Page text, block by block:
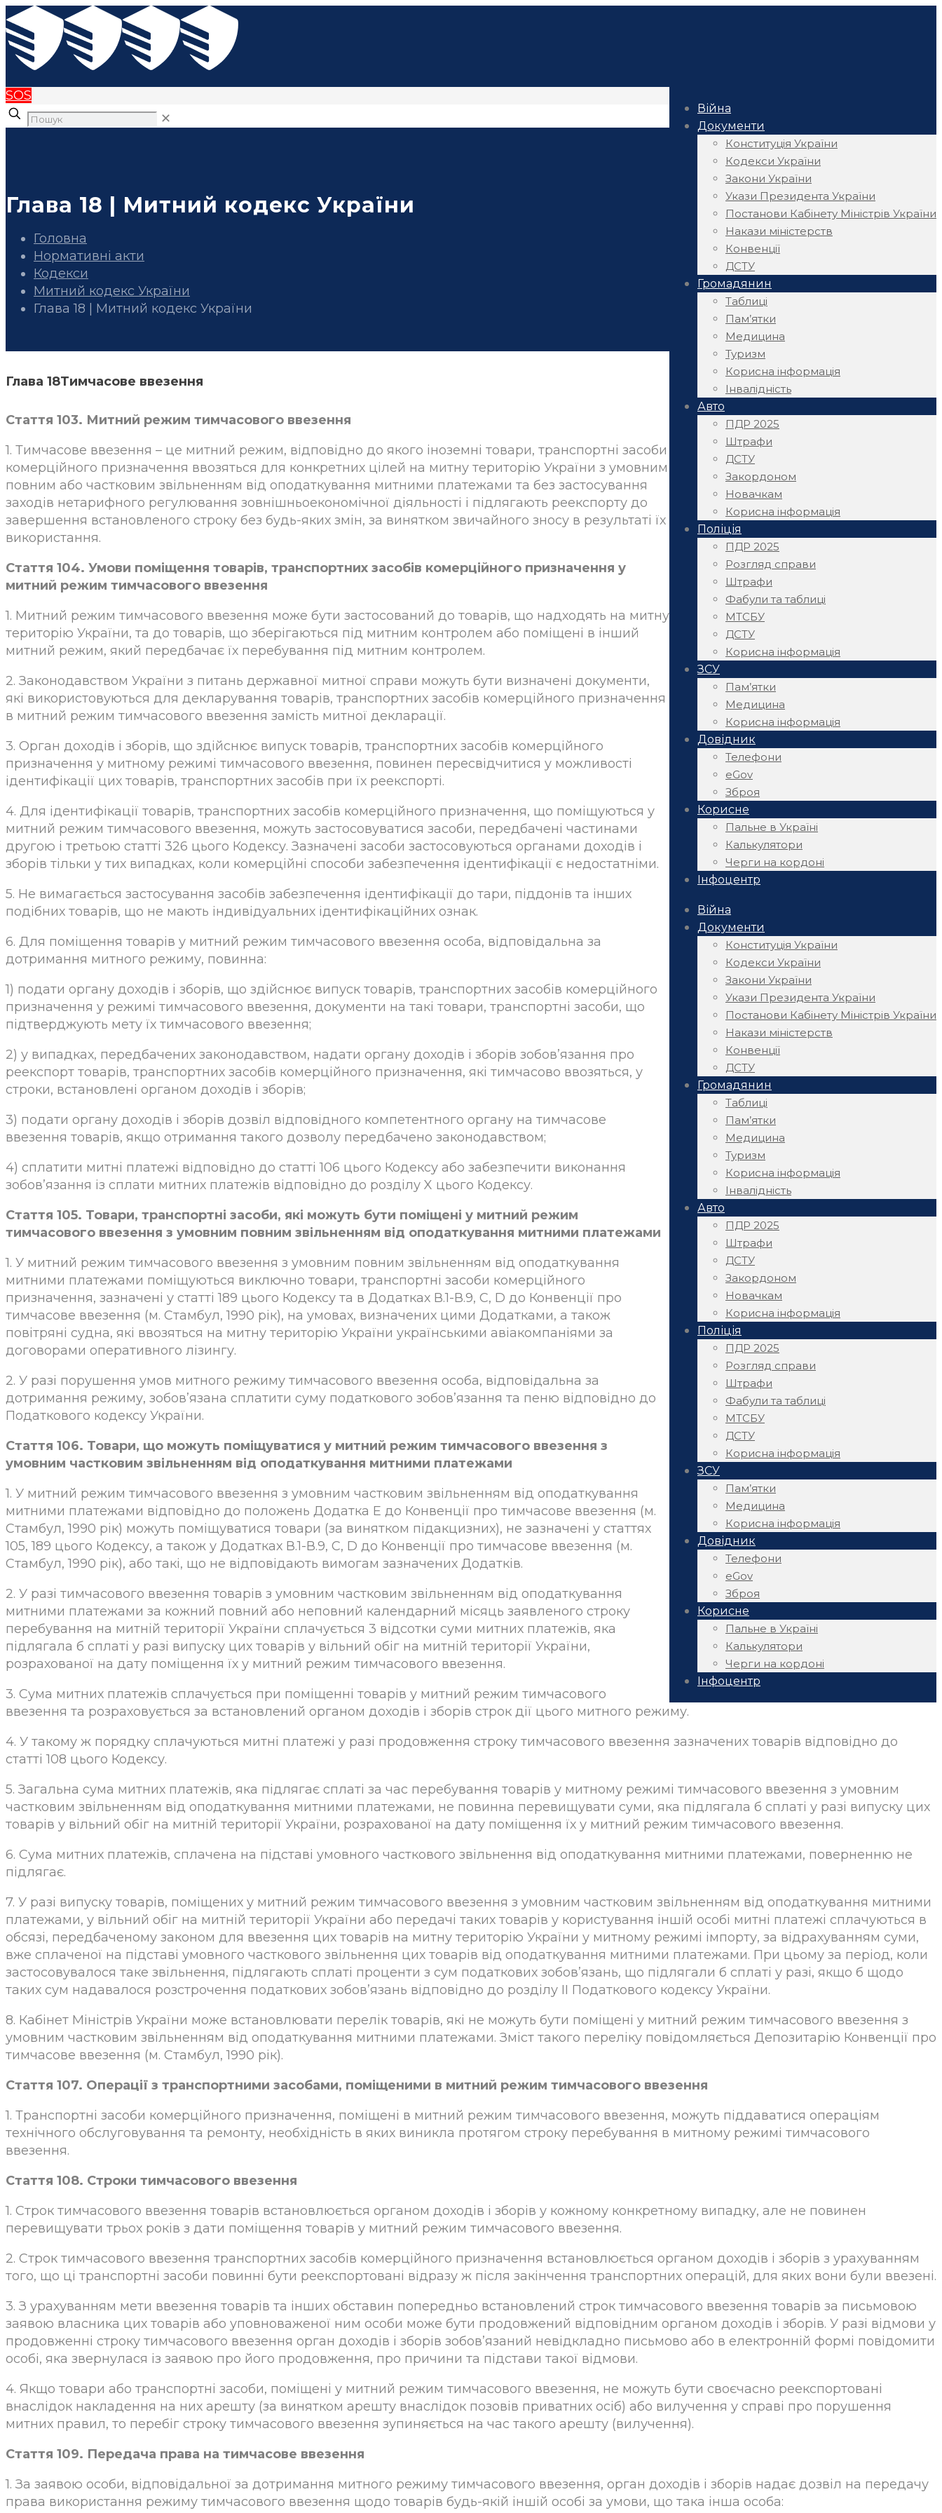
Війна
Документи
Конституція України
Кодекси України
Закони України
Укази Президента України
Постанови Кабінету Міністрів України
Накази міністерств
Конвенції
ДСТУ
Громадянин
Таблиці
Пам’ятки
Медицина
Туризм
Корисна інформація
Інвалідність
Авто
ПДР 2025
Штрафи
ДСТУ
Закордоном
Новачкам
Корисна інформація
Поліція
ПДР 2025
Розгляд справи
Штрафи
Фабули та таблиці
МТСБУ
ДСТУ
Корисна інформація
ЗСУ
Пам’ятки
Медицина
Корисна інформація
Довідник
Телефони
eGov
Зброя
Корисне
Пальне в Україні
Калькулятори
Черги на кордоні
Інфоцентр
Війна
Документи
Конституція України
Кодекси України
Закони України
Укази Президента України
Постанови Кабінету Міністрів України
Накази міністерств
Конвенції
ДСТУ
Громадянин
Таблиці
Пам’ятки
Медицина
Туризм
Корисна інформація
Інвалідність
Авто
ПДР 2025
Штрафи
ДСТУ
Закордоном
Новачкам
Корисна інформація
Поліція
ПДР 2025
Розгляд справи
Штрафи
Фабули та таблиці
МТСБУ
ДСТУ
Корисна інформація
ЗСУ
Пам’ятки
Медицина
Корисна інформація
Довідник
Телефони
eGov
Зброя
Корисне
Пальне в Україні
Калькулятори
Черги на кордоні
Інфоцентр
SOS
✕
Глава 18 | Митний кодекс України
Головна
Нормативні акти
Кодекси
Митний кодекс України
Глава 18 | Митний кодекс України
Глава 18Тимчасове ввезення
Стаття 103. Митний режим тимчасового ввезення
1. Тимчасове ввезення – це митний режим, відповідно до якого іноземні товари, транспортні засоби
комерційного призначення ввозяться для конкретних цілей на митну територію України з умовним
повним або частковим звільненням від оподаткування митними платежами та без застосування
заходів нетарифного регулювання зовнішньоекономічної діяльності і підлягають реекспорту до
завершення встановленого строку без будь-яких змін, за винятком звичайного зносу в результаті їх
використання.
Стаття 104. Умови поміщення товарів, транспортних засобів комерційного призначення у
митний режим тимчасового ввезення
1. Митний режим тимчасового ввезення може бути застосований до товарів, що надходять на митну
територію України, та до товарів, що зберігаються під митним контролем або поміщені в інший
митний режим, який передбачає їх перебування під митним контролем.
2. Законодавством України з питань державної митної справи можуть бути визначені документи,
які використовуються для декларування товарів, транспортних засобів комерційного призначення
в митний режим тимчасового ввезення замість митної декларації.
3. Орган доходів і зборів, що здійснює випуск товарів, транспортних засобів комерційного
призначення у митному режимі тимчасового ввезення, повинен пересвідчитися у можливості
ідентифікації цих товарів, транспортних засобів при їх реекспорті.
4. Для ідентифікації товарів, транспортних засобів комерційного призначення, що поміщуються у
митний режим тимчасового ввезення, можуть застосовуватися засоби, передбачені частинами
другою і третьою статті 326 цього Кодексу. Зазначені засоби застосовуються органами доходів і
зборів тільки у тих випадках, коли комерційні способи забезпечення ідентифікації є недостатніми.
5. Не вимагається застосування засобів забезпечення ідентифікації до тари, піддонів та інших
подібних товарів, що не мають індивідуальних ідентифікаційних ознак.
6. Для поміщення товарів у митний режим тимчасового ввезення особа, відповідальна за
дотримання митного режиму, повинна:
1) подати органу доходів і зборів, що здійснює випуск товарів, транспортних засобів комерційного
призначення у режимі тимчасового ввезення, документи на такі товари, транспортні засоби, що
підтверджують мету їх тимчасового ввезення;
2) у випадках, передбачених законодавством, надати органу доходів і зборів зобов’язання про
реекспорт товарів, транспортних засобів комерційного призначення, які тимчасово ввозяться, у
строки, встановлені органом доходів і зборів;
3) подати органу доходів і зборів дозвіл відповідного компетентного органу на тимчасове
ввезення товарів, якщо отримання такого дозволу передбачено законодавством;
4) сплатити митні платежі відповідно до статті 106 цього Кодексу або забезпечити виконання
зобов’язання із сплати митних платежів відповідно до розділу X цього Кодексу.
Стаття 105. Товари, транспортні засоби, які можуть бути поміщені у митний режим
тимчасового ввезення з умовним повним звільненням від оподаткування митними платежами
1. У митний режим тимчасового ввезення з умовним повним звільненням від оподаткування
митними платежами поміщуються виключно товари, транспортні засоби комерційного
призначення, зазначені у статті 189 цього Кодексу та в Додатках В.1-В.9, С, D до Конвенції про
тимчасове ввезення (м. Стамбул, 1990 рік), на умовах, визначених цими Додатками, а також
повітряні судна, які ввозяться на митну територію України українськими авіакомпаніями за
договорами оперативного лізингу.
2. У разі порушення умов митного режиму тимчасового ввезення особа, відповідальна за
дотримання режиму, зобов’язана сплатити суму податкового зобов’язання та пеню відповідно до
Податкового кодексу України.
Стаття 106. Товари, що можуть поміщуватися у митний режим тимчасового ввезення з
умовним частковим звільненням від оподаткування митними платежами
1. У митний режим тимчасового ввезення з умовним частковим звільненням від оподаткування
митними платежами відповідно до положень Додатка Е до Конвенції про тимчасове ввезення (м.
Стамбул, 1990 рік) можуть поміщуватися товари (за винятком підакцизних), не зазначені у статтях
105, 189 цього Кодексу, а також у Додатках В.1-В.9, С, D до Конвенції про тимчасове ввезення (м.
Стамбул, 1990 рік), або такі, що не відповідають вимогам зазначених Додатків.
2. У разі тимчасового ввезення товарів з умовним частковим звільненням від оподаткування
митними платежами за кожний повний або неповний календарний місяць заявленого строку
перебування на митній території України сплачується 3 відсотки суми митних платежів, яка
підлягала б сплаті у разі випуску цих товарів у вільний обіг на митній території України,
розрахованої на дату поміщення їх у митний режим тимчасового ввезення.
3. Сума митних платежів сплачується при поміщенні товарів у митний режим тимчасового
ввезення та розраховується за встановлений органом доходів і зборів строк дії цього митного режиму.
4. У такому ж порядку сплачуються митні платежі у разі продовження строку тимчасового ввезення зазначених товарів відповідно до
статті 108 цього Кодексу.
5. Загальна сума митних платежів, яка підлягає сплаті за час перебування товарів у митному режимі тимчасового ввезення з умовним
частковим звільненням від оподаткування митними платежами, не повинна перевищувати суми, яка підлягала б сплаті у разі випуску цих
товарів у вільний обіг на митній території України, розрахованої на дату поміщення їх у митний режим тимчасового ввезення.
6. Сума митних платежів, сплачена на підставі умовного часткового звільнення від оподаткування митними платежами, поверненню не
підлягає.
7. У разі випуску товарів, поміщених у митний режим тимчасового ввезення з умовним частковим звільненням від оподаткування митними
платежами, у вільний обіг на митній території України або передачі таких товарів у користування іншій особі митні платежі сплачуються в
обсязі, передбаченому законом для ввезення цих товарів на митну територію України у митному режимі імпорту, за відрахуванням суми,
вже сплаченої на підставі умовного часткового звільнення цих товарів від оподаткування митними платежами. При цьому за період, коли
застосовувалося таке звільнення, підлягають сплаті проценти з сум податкових зобов’язань, що підлягали б сплаті у разі, якщо б щодо
таких сум надавалося розстрочення податкових зобов’язань відповідно до розділу II Податкового кодексу України.
8. Кабінет Міністрів України може встановлювати перелік товарів, які не можуть бути поміщені у митний режим тимчасового ввезення з
умовним частковим звільненням від оподаткування митними платежами. Зміст такого переліку повідомляється Депозитарію Конвенції про
тимчасове ввезення (м. Стамбул, 1990 рік).
Стаття 107. Операції з транспортними засобами, поміщеними в митний режим тимчасового ввезення
1. Транспортні засоби комерційного призначення, поміщені в митний режим тимчасового ввезення, можуть піддаватися операціям
технічного обслуговування та ремонту, необхідність в яких виникла протягом строку перебування в митному режимі тимчасового
ввезення.
Стаття 108. Строки тимчасового ввезення
1. Строк тимчасового ввезення товарів встановлюється органом доходів і зборів у кожному конкретному випадку, але не повинен
перевищувати трьох років з дати поміщення товарів у митний режим тимчасового ввезення.
2. Строк тимчасового ввезення транспортних засобів комерційного призначення встановлюється органом доходів і зборів з урахуванням
того, що ці транспортні засоби повинні бути реекспортовані відразу ж після закінчення транспортних операцій, для яких вони були ввезені.
3. З урахуванням мети ввезення товарів та інших обставин попередньо встановлений строк тимчасового ввезення товарів за письмовою
заявою власника цих товарів або уповноваженої ним особи може бути продовжений відповідним органом доходів і зборів. У разі відмови у
продовженні строку тимчасового ввезення орган доходів і зборів зобов’язаний невідкладно письмово або в електронній формі повідомити
особі, яка звернулася із заявою про його продовження, про причини та підстави такої відмови.
4. Якщо товари або транспортні засоби, поміщені у митний режим тимчасового ввезення, не можуть бути своєчасно реекспортовані
внаслідок накладення на них арешту (за винятком арешту внаслідок позовів приватних осіб) або вилучення у справі про порушення
митних правил, то перебіг строку тимчасового ввезення зупиняється на час такого арешту (вилучення).
Стаття 109. Передача права на тимчасове ввезення
1. За заявою особи, відповідальної за дотримання митного режиму тимчасового ввезення, орган доходів і зборів надає дозвіл на передачу
права використання режиму тимчасового ввезення щодо товарів будь-якій іншій особі за умови, що така інша особа: